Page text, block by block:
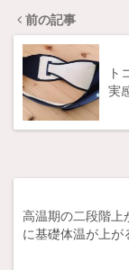
前の記事
ト
実
高温期の二段階上
に基礎体温が上